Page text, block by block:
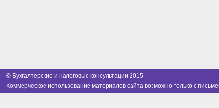
© Бухгалтерские и налоговые консультации 2015
Коммерческое использование материалов сайта возможно только с